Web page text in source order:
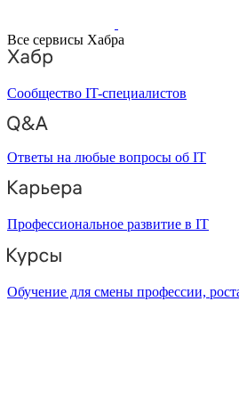
Все сервисы Хабра
Сообщество IT-специалистов
Ответы на любые вопросы об IT
Профессиональное развитие в IT
Обучение для смены профессии,